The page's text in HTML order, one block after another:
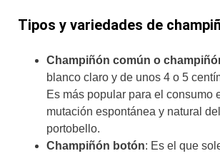
Tipos y variedades de
Champiñón común o
blanco claro y de unos 4 o 5
Es más popular para el consumo
mutación espontánea y natural
portobello.
Champiñón botón: Es el que